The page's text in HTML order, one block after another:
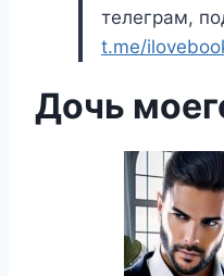
телеграм,
t.me/
Дочь